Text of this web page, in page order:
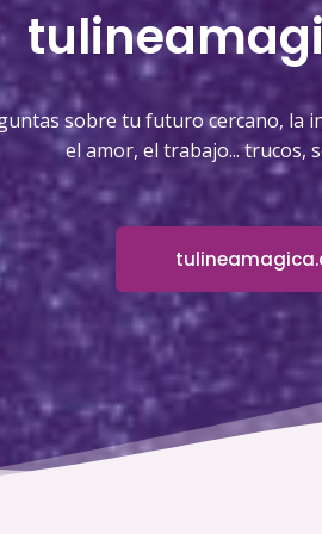
sobre tu futuro cercano, la
el amor, el trabajo... trucos,